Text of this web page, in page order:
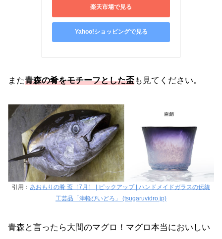
楽天市場で見る
Yahoo!ショッピングで見る
また青森の肴をモチーフとした盃も見てください。
引用： あおもりの肴 盃［7月］ | ピックアップ | ハンドメイドガラスの伝統
工芸品「津軽びいどろ」 (tsugaruvidro.jp)
青森と言ったら大間のマグロ！マグロ本当においしい